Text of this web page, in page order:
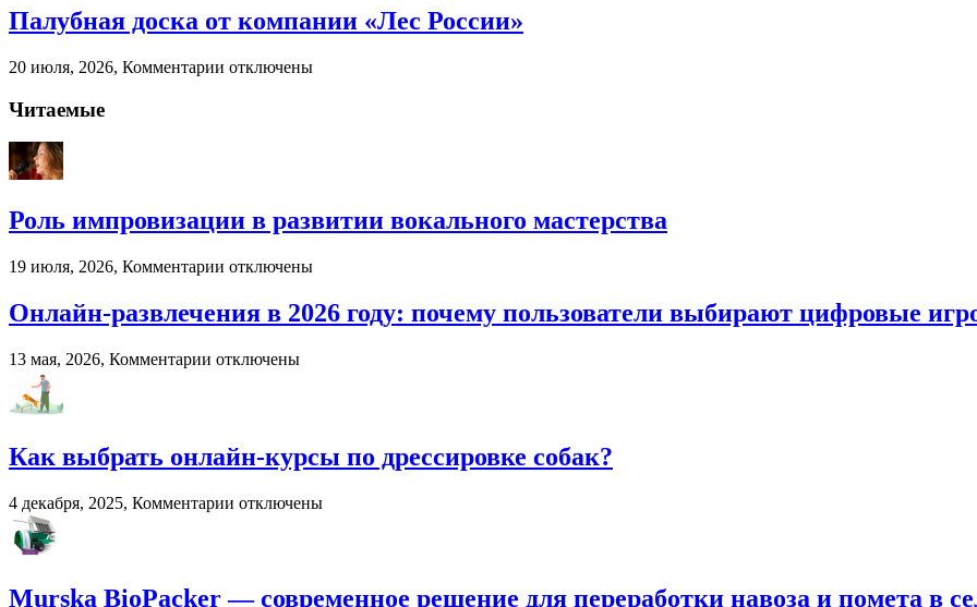
экономит
бизнеса
Палубная доска от компании «Лес России»
20 июля, 2026, Комментарии котключены
Читаемые
Роль импровизации в развитии вокального мастерства
19 июля, 2026, Комментарии к
импровизации
развитии
отключены
Онлайн-развлечения в 2026 году: почему пользователи выбирают цифровые
13 мая, 2026, Комментарии к
2026
году:
пользователи
платформы
отключены
Как выбрать онлайн-курсы по дрессировке собак?
4 декабря, 2025, Комментарии к
курсы
отключены
Murska BioPacker — современное решение для переработки навоза и помета в